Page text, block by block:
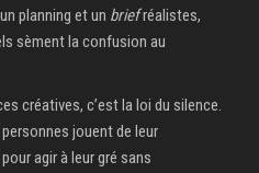
planning et un briefréalistes,
sèment la confusion au
créatives, c’est la loi du silence.
jouent de leur
agir à leur gré sans